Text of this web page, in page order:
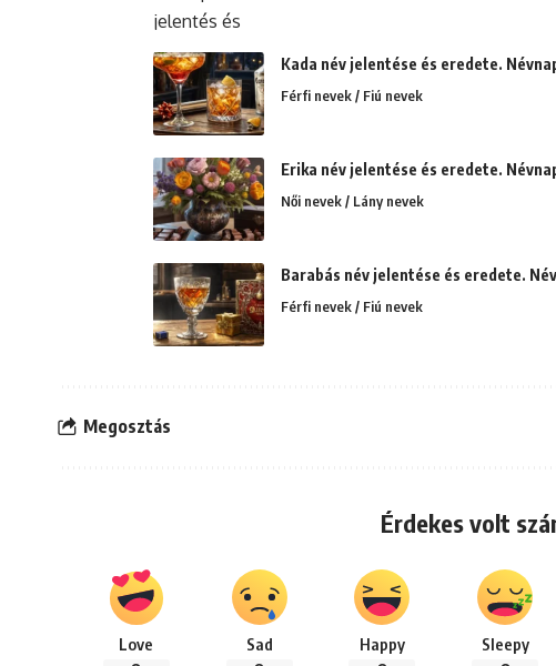
Kada név jelentése és eredete.
Férfi nevek / Fiú nevek
Erika név jelentése és eredete.
Női nevek / Lány nevek
Barabás név jelentése és eredete.
Férfi nevek / Fiú nevek
Megosztás
Érdekes volt
Love Sad Happy Sleepy